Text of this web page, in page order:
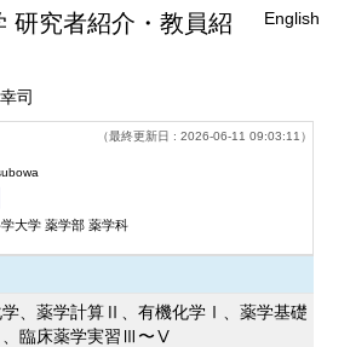
研究者紹介・教員紹
English
司
（最終更新日 : 2026-06-11 09:03:11）
大学 薬学部 薬学科
学、薬学計算Ⅱ、有機化学Ⅰ、薬学基礎
臨床薬学実習Ⅲ〜Ⅴ